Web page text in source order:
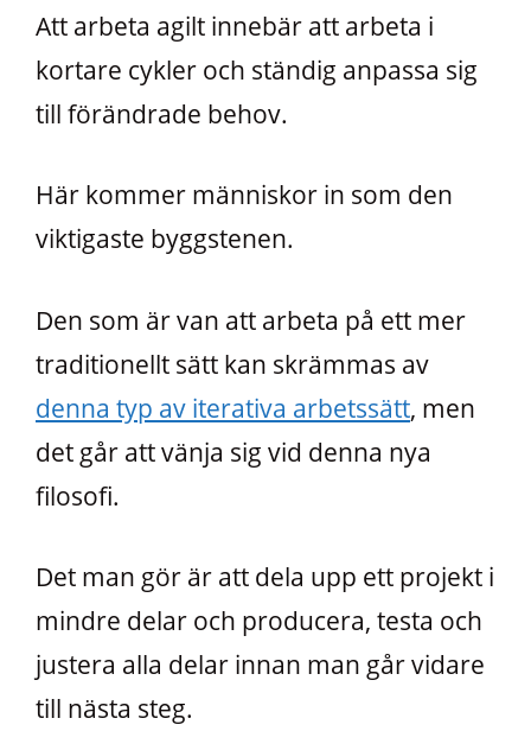
Att arbeta agilt innebär att arbeta i
kortare cykler och ständig anpassa sig
till förändrade behov.
Här kommer människor in som den
viktigaste byggstenen.
Den som är van att arbeta på ett mer
traditionellt sätt kan skrämmas av
denna typ av iterativa arbetssätt, men
det går att vänja sig vid denna nya
filosofi.
Det man gör är att dela upp ett projekt i
mindre delar och producera, testa och
justera alla delar innan man går vidare
till nästa steg.